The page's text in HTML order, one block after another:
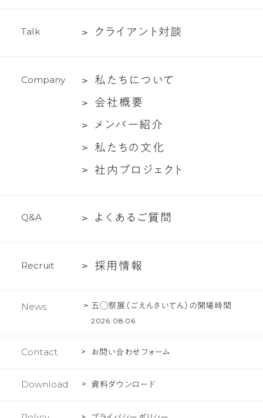
グ
績
Talk
ク
ア
対
談
ク ラ イ ア ン ト 対談
Company
私
に
つ
私 た ち に つ いて
会
要
会社概要
メ
ー
メ ンバ ー紹介
私 私 た ちの 文化
社
ロ
ク
社 内 プロ ジ ェ ク ト
Q&A
よ
る
問
よ く あ る ご質 問
Recruit
採 採用 情報
News 五◯祭展（ごえんさいてん）の開場時間
2026.08.06
Contact お問い合わせフォーム
Download 資料ダウンロード